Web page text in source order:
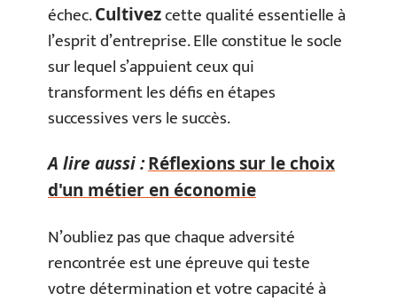
échec.Cultivezcette qualité essentielle à
l’esprit d’entreprise. Elle constitue le socle
sur lequel s’appuient ceux qui
transforment les défis en étapes
successives vers le succès.
A lire aussi :Réflexions sur le choix
d'un métier en économie
N’oubliez pas que chaque adversité
rencontrée est une épreuve qui teste
votre détermination et votre capacité à